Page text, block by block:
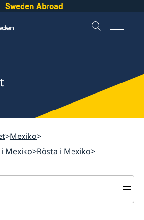
Sweden Abroad
Mexiko
Mexiko Rösta i Mexiko